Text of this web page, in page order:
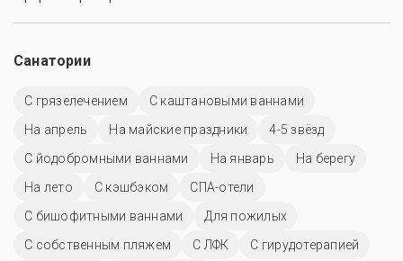
Санатории
С грязелечением
С каштановыми ваннами
На апрель
На майские праздники
4-5 звёзд
С йодобромными ваннами
На январь
На берегу
На лето
С кэшбэком
СПА-отели
С бишофитными ваннами
Для пожилых
С собственным пляжем
С ЛФК
С гирудотерапией